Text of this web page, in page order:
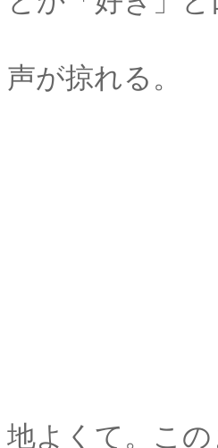
殊更に感
声が掠れる。
「･････
「聞こ
「す、き
再び、
息を奪わ
地よくて。こ